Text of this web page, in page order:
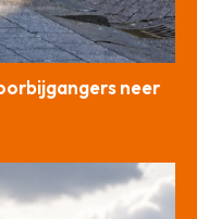
neer